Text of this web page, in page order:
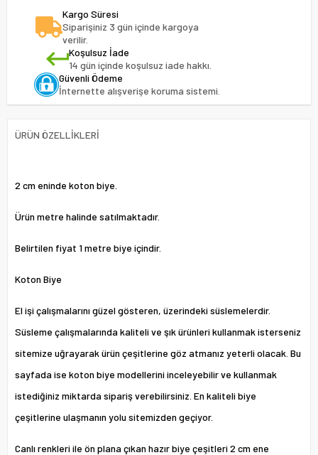
Kargo Süresi
Siparişiniz 3 gün içinde kargoya
verilir.
Koşulsuz İade
14 gün içinde koşulsuz iade hakkı.
Güvenli Ödeme
İnternette alışverişe koruma sistemi.
ÜRÜN ÖZELLIKLERI
2 cm eninde koton biye.
Ürün metre halinde satılmaktadır.
Belirtilen fiyat 1 metre biye içindir.
Koton Biye
El işi çalışmalarını güzel gösteren, üzerindeki süslemelerdir.
Süsleme çalışmalarında kaliteli ve şık ürünleri kullanmak isterseniz
sitemize uğrayarak ürün çeşitlerine göz atmanız yeterli olacak. Bu
sayfada ise koton biye modellerini inceleyebilir ve kullanmak
istediğiniz miktarda sipariş verebilirsiniz. En kaliteli biye
çeşitlerine ulaşmanın yolu sitemizden geçiyor.
Canlı renkleri ile ön plana çıkan hazır biye çeşitleri 2 cm ene